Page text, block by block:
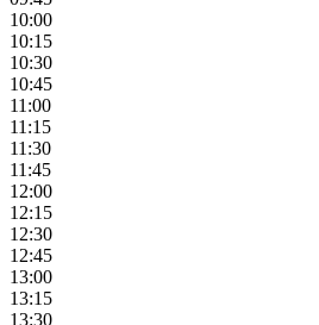
10:00
10:15
10:30
10:45
11:00
11:15
11:30
11:45
12:00
12:15
12:30
12:45
13:00
13:15
13:30